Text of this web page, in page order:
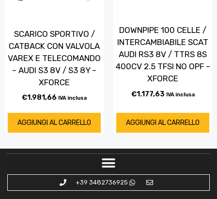
SCARICO SPORTIVO /
CATBACK CON VALVOLA
VAREX E TELECOMANDO
– AUDI S3 8V / S3 8Y –
XFORCE
€1.981,66 IVA inclusa
AGGIUNGI AL CARRELLO
DOWNPIPE 100 CELLE /
INTERCAMBIABILE SCAT
AUDI RS3 8V / TTRS 8S
400CV 2.5 TFSI NO OPF –
XFORCE
€1.177,63 IVA inclusa
AGGIUNGI AL CARRELLO
+39 3482736925